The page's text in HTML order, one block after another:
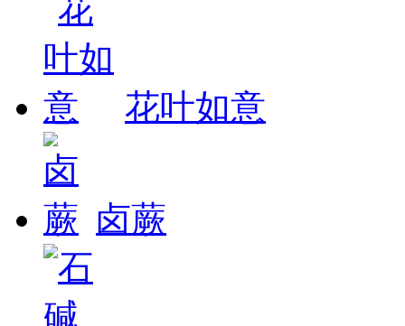
花叶如意
卤蕨